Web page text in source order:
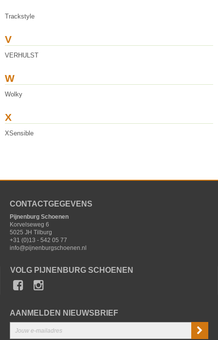
Trackstyle
V
VERHULST
W
Wolky
X
XSensible
CONTACTGEGEVENS
Pijnenburg Schoenen
Korvelseweg 6
5025 JH Tilburg
+31 (0)13 - 542 05 77
info@pijnenburgschoenen.nl
VOLG PIJNENBURG SCHOENEN
AANMELDEN NIEUWSBRIEF